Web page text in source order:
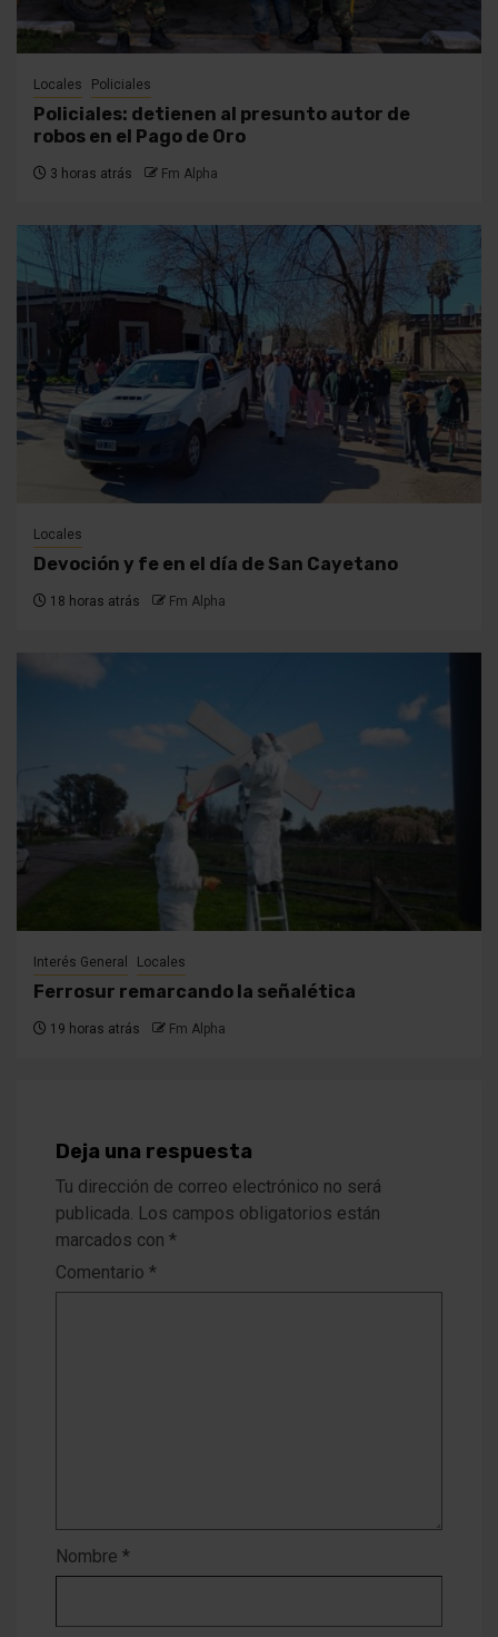
Locales Policiales
Policiales: detienen al presunto autor de
robos en el Pago de Oro
3 horas atrás Fm Alpha
Locales
Devoción y fe en el día de San Cayetano
18 horas atrás Fm Alpha
Interés General Locales
Ferrosur remarcando la señalética
19 horas atrás Fm Alpha
Deja una respuesta
Tu dirección de correo electrónico no será
publicada. Los campos obligatorios están
marcados con *
Comentario *
Nombre *